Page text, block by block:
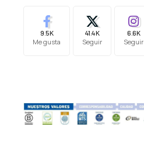
9.5K
Me gusta
41.4K
Seguir
6.6K
Seguir